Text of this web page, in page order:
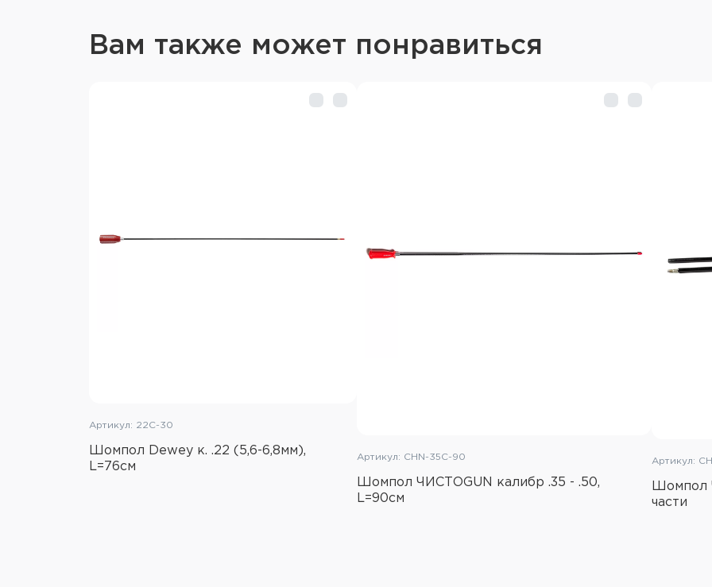
Вишер для патчей-
Вам также может понравиться
Артикул: 22C-30
Шомпол Dewey к. .22 (5,6-6,8мм),
L=76см
Артикул: CHN-35C-90
Шомпол ЧИСТОGUN калибр .35 - .50,
L=90см
Артикул:
Шомпол
части